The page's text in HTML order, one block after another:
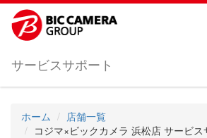
サービスサポート
ホーム
店舗一覧
コジマ×ビックカメラ 浜松店 サービスサ